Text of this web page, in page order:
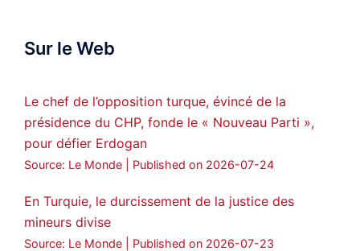
ܟܫܝܪܘܬܐ ܒܘܠܝܬܐ ܚܘܪܐ ܐܒܓܪ
Amitiés kurdes de Bretagne a retweeté
MedyaNews
🔴DEM Party Imrali delegation made a
#AbdullahÖcalan
#ImralıIsland
Sur le Web
Le chef de l’opposition turque, évincé de la
présidence du CHP, fonde le « Nouveau Parti »,
pour défier Erdogan
Source: Le Monde Published on 2026-07-24
En Turquie, le durcissement de la justice des
mineurs divise
Source: Le Monde Published on 2026-07-23